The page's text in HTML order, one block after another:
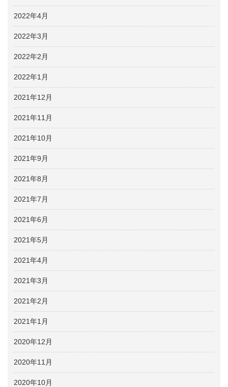
2022年4月
2022年3月
2022年2月
2022年1月
2021年12月
2021年11月
2021年10月
2021年9月
2021年8月
2021年7月
2021年6月
2021年5月
2021年4月
2021年3月
2021年2月
2021年1月
2020年12月
2020年11月
2020年10月